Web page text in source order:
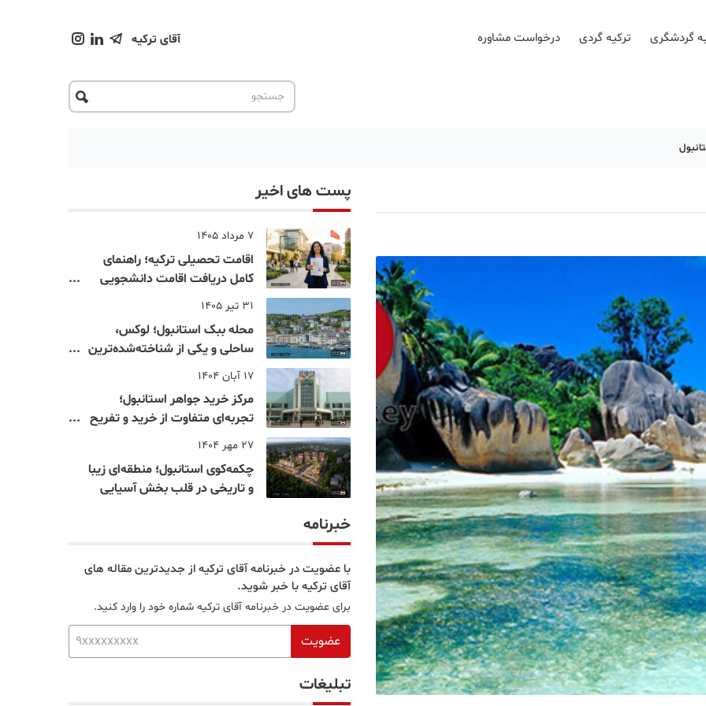
گردشگری ترکیه گردی درخواست مشاوره آقای ترکیه
پست های اخیر
7 مرداد 1405
اقامت تحصیلی ترکیه؛ راهنمای
کامل دریافت اقامت دانشجویی
ترکیه در سال ۲۰۲۶
31 تیر 1405
محله ببک استانبول؛ لوکس،
ساحلی و یکی از شناخته‌شده‌ترین
نقاط بسفر
17 آبان 1404
مرکز خرید جواهر استانبول؛
تجربه‌ای متفاوت از خرید و تفریح
در قلب استانبول
27 مهر 1404
چکمه‌کوی استانبول؛ منطقه‌ای زیبا
و تاریخی در قلب بخش آسیایی
خبرنامه
با عضویت در خبرنامه آقای ترکیه از جدیدترین مقاله های
آقای ترکیه با خبر شوید.
برای عضویت در خبرنامه آقای ترکیه شماره خود را وارد کنید.
عضویت
تبلیغات